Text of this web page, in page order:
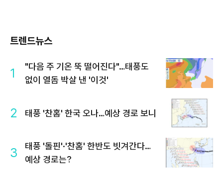
트렌드뉴스
1
"다음 주 기온 뚝 떨어진다"…태풍도
없이 열돔 박살 낸 '이것'
2 태풍 '찬홈' 한국 오나…예상 경로 보니
3
태풍 '돌핀'·'찬홈' 한반도 빗겨간다…
예상 경로는?